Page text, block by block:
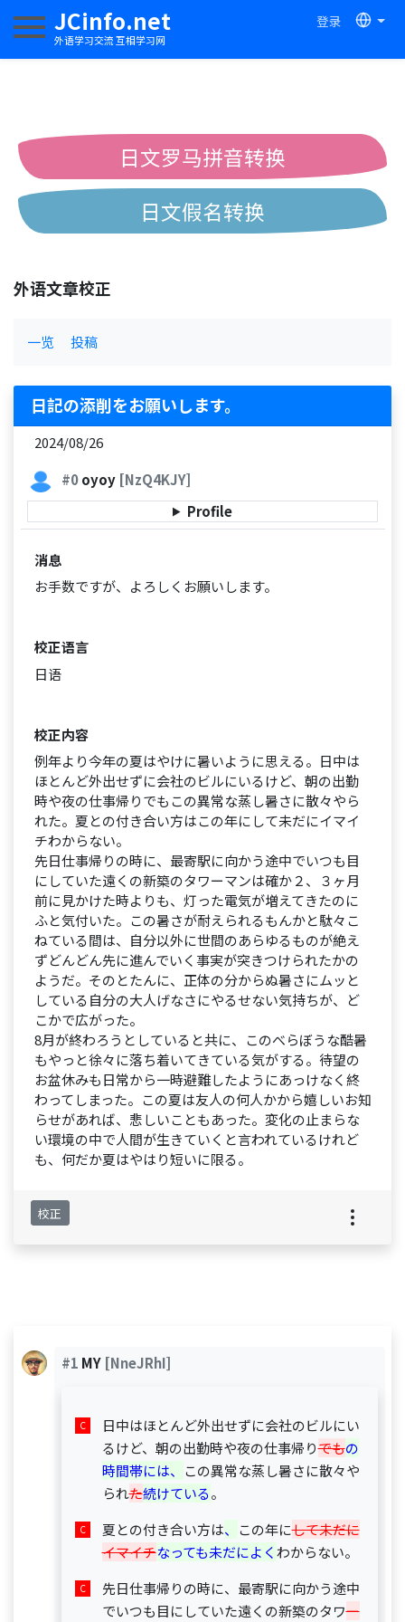
JCinfo.net
外语学习交流 互相学习网
登录
切换导航
日文罗马拼音转换
日文假名转换
外语文章校正
一览 投稿
日記の添削をお願いします。
2024/08/26
#0oyoy [NzQ4KJY]
Profile
消息
お手数ですが、よろしくお願いします。
校正语言
日语
校正内容
例年より今年の夏はやけに暑いように思える。日中は
ほとんど外出せずに会社のビルにいるけど、朝の出勤
時や夜の仕事帰りでもこの異常な蒸し暑さに散々やら
れた。夏との付き合い方はこの年にして未だにイマイ
チわからない。
先日仕事帰りの時に、最寄駅に向かう途中でいつも目
にしていた遠くの新築のタワーマンは確か２、３ヶ月
前に見かけた時よりも、灯った電気が増えてきたのに
ふと気付いた。この暑さが耐えられるもんかと駄々こ
ねている間は、自分以外に世間のあらゆるものが絶え
ずどんどん先に進んでいく事実が突きつけられたかの
ようだ。そのとたんに、正体の分からぬ暑さにムッと
している自分の大人げなさにやるせない気持ちが、ど
こかで広がった。
8月が終わろうとしていると共に、このべらぼうな酷暑
もやっと徐々に落ち着いてきている気がする。待望の
お盆休みも日常から一時避難したようにあっけなく終
わってしまった。この夏は友人の何人かから嬉しいお知
らせがあれば、悲しいこともあった。変化の止まらな
い環境の中で人間が生きていくと言われているけれど
も、何だか夏はやはり短いに限る。
校正
#1 MY [NneJRhI]
日中はほとんど外出せずに会社のビルにい
るけど、朝の出勤時や夜の仕事帰りでもの
時間帯には、
この異常な蒸し暑さに散々や
られた続けている。
夏との付き合い方は、 この年にして未だに
イマイチなっても未だによくわからない。
先日仕事帰りの時に、最寄駅に向かう途中
でいつも目にしていた遠くの新築のタワー